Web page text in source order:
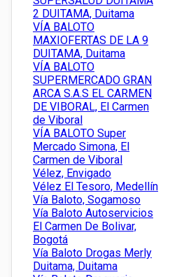
2 DUITAMA, Duitama
VÍA BALOTO
MAXIOFERTAS DE LA 9
DUITAMA, Duitama
VÍA BALOTO
SUPERMERCADO GRAN
ARCA S.A.S EL CARMEN
DE VIBORAL, El Carmen
de Viboral
VÍA BALOTO Super
Mercado Simona, El
Carmen de Viboral
Vélez, Envigado
Vélez El Tesoro, Medellín
Vía Baloto, Sogamoso
Vía Baloto Autoservicios
El Carmen De Bolivar,
Bogotá
Vía Baloto Drogas Merly
Duitama, Duitama